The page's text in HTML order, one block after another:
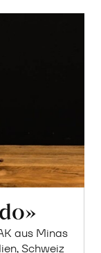
aus Minas
Schweiz